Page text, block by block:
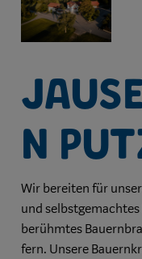
n
Wir bereiten für
und
berühmtes
fern. Unsere